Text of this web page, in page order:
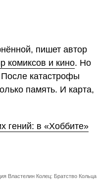
пишет автор
комиксов и кино. Но
катастрофы
память. И карта,
гений: в «Хоббите»
Властелин Колец: Братство Кольца